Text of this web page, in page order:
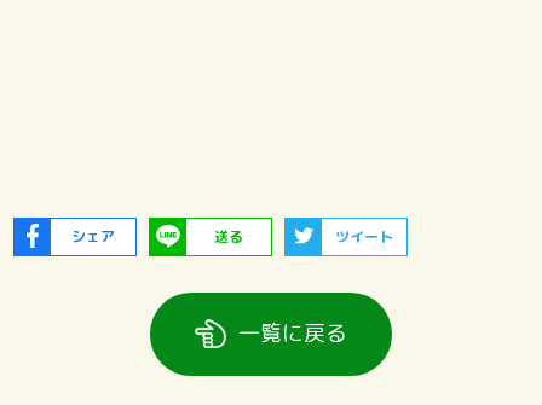
シェア 送る ツイート
一覧に戻る